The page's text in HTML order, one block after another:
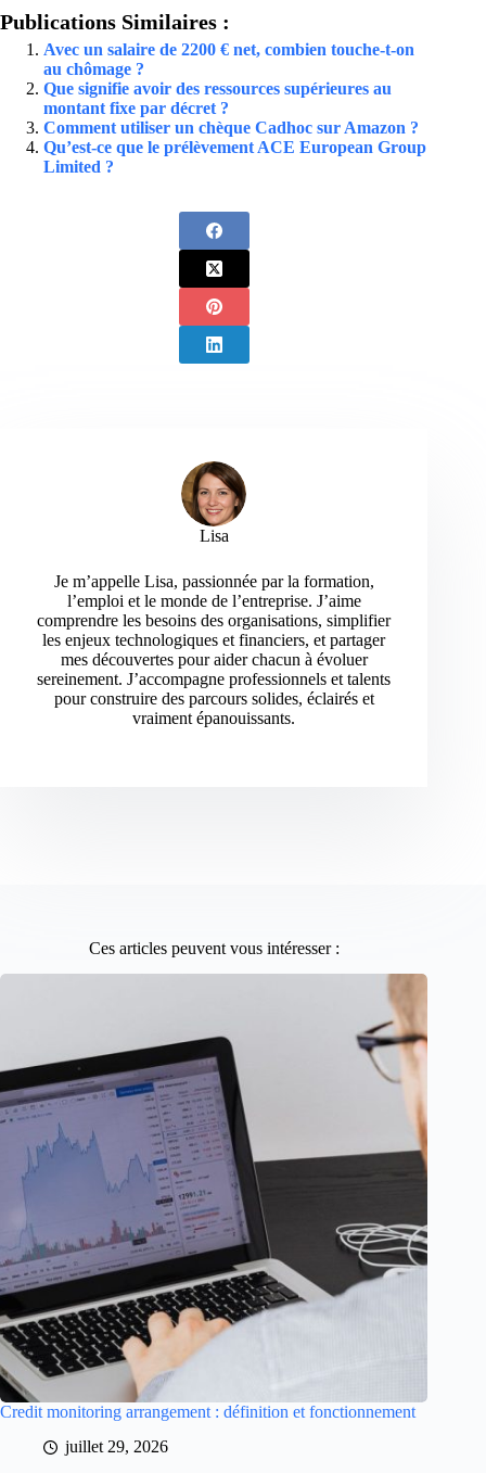
Publications Similaires :
Avec un salaire de 2200 € net, combien touche-t-on
au chômage ?
Que signifie avoir des ressources supérieures au
montant fixe par décret ?
Comment utiliser un chèque Cadhoc sur Amazon ?
Qu’est-ce que le prélèvement ACE European Group
Limited ?
Lisa
Je m’appelle Lisa, passionnée par la formation,
l’emploi et le monde de l’entreprise. J’aime
comprendre les besoins des organisations, simplifier
les enjeux technologiques et financiers, et partager
mes découvertes pour aider chacun à évoluer
sereinement. J’accompagne professionnels et talents
pour construire des parcours solides, éclairés et
vraiment épanouissants.
Ces articles peuvent vous intéresser :
Credit monitoring arrangement : définition et fonctionnement
juillet 29, 2026